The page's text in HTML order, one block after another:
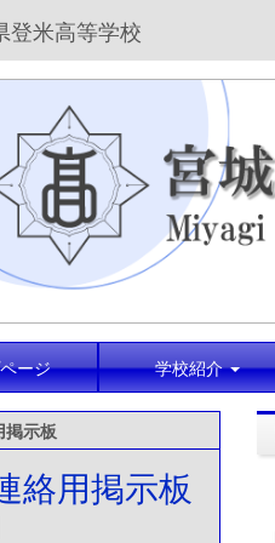
登米高等学校
ージ 学校紹介
掲示板
絡用掲示板